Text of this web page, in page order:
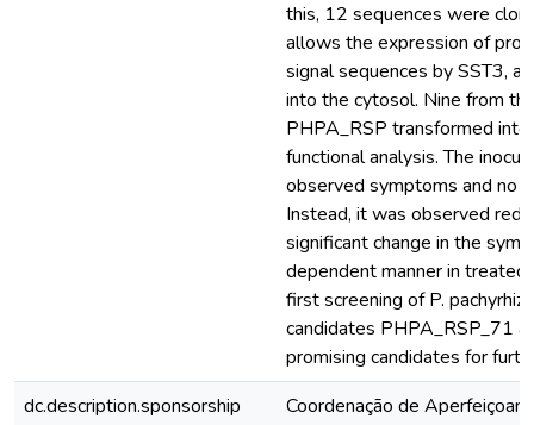
this, 12 sequences were
allows the expression of
signal sequences by SST3,
into the cytosol. Nine from
PHPA_RSP transformed
functional analysis. The
observed symptoms and no
Instead, it was observed
significant change in the
dependent manner in
first screening of P.
candidates PHPA_RSP_71
promising candidates for
dc.description.sponsorship
Coordenação de